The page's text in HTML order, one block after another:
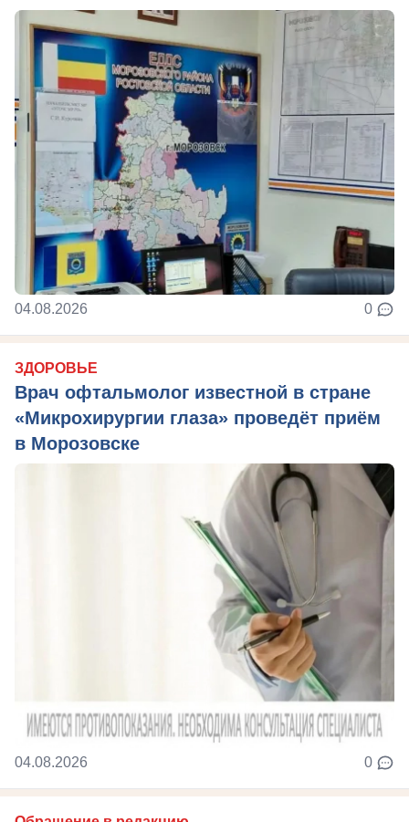
04.08.2026 0
ЗДОРОВЬЕ
Врач офтальмолог известной в стране
«Микрохирургии глаза» проведёт приём
в Морозовске
04.08.2026 0